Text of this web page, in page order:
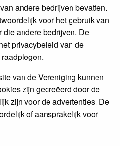
andere bedrijven bevatten.
voor het gebruik van
die andere bedrijven. De
privacybeleid van de
van de Vereniging kunnen
zijn gecreëerd door de
zijn voor de advertenties. De
of aansprakelijk voor